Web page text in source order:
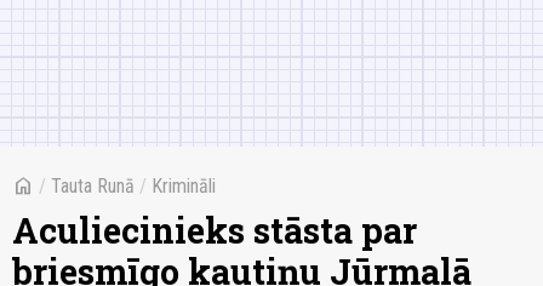
home / Tauta Runā / Krimināli
Aculiecinieks stāsta par
briesmīgo kautiņu Jūrmalā